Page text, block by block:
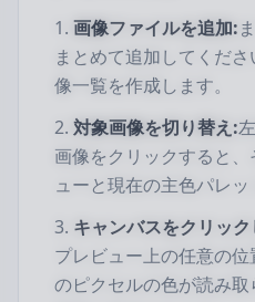
画像ファイルを追加:
まとめて追加してくだ
像一覧を作成します。
対象画像を切り替え:
画像をクリックすると
ューと現在の主色パレッ
キャンバスをクリッ
プレビュー上の任意の
のピクセルの色が読み取